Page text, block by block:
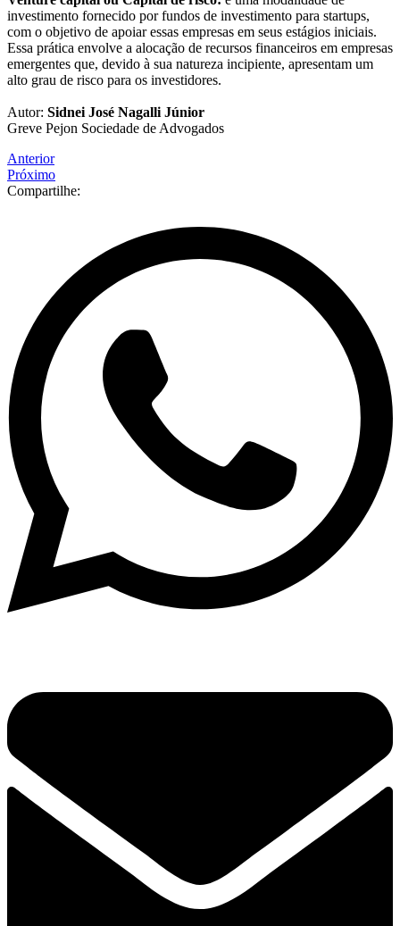
investimento fornecido por fundos de investimento para startups,
com o objetivo de apoiar essas empresas em seus estágios iniciais.
Essa prática envolve a alocação de recursos financeiros em empresas
emergentes que, devido à sua natureza incipiente, apresentam um
alto grau de risco para os investidores.
Autor: Sidnei José Nagalli Júnior
Greve Pejon Sociedade de Advogados
Anterior
Próximo
Compartilhe: